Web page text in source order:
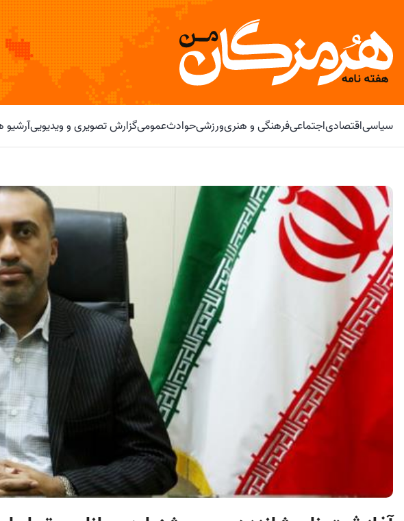
سیاسیاقتصادیاجتماعیفرهنگی و هنریورزشیحوادثعمومیگزارش تصویری و ویدیوییآرشیو